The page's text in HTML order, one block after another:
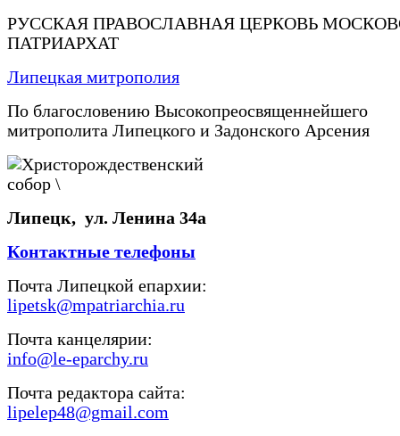
РУССКАЯ ПРАВОСЛАВНАЯ ЦЕРКОВЬ
ПАТРИАРХАТ
Липецкая митрополия
По благословению Высокопреосвященнейшего
митрополита Липецкого и Задонского Арсения
Липецк, ул. Ленина 34а
Контактные телефоны
Почта Липецкой епархии:
lipetsk@mpatriarchia.ru
Почта канцелярии:
info@le-eparchy.ru
Почта редактора сайта:
lipelep48@gmail.com